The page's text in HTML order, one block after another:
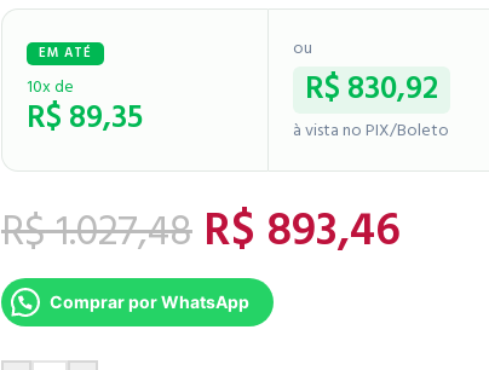
10x de
R$89,35
ou
R$830,92
à vista no PIX/Boleto
R$1.027,48 R$ 893,46
Comprar por WhatsApp